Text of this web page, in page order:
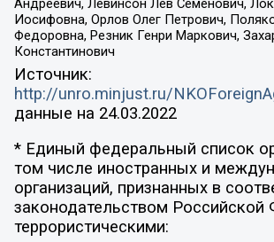
Андреевич, Левинсон Лев Семенович,
Иосифовна, Орлов Олег Петрович,
Федоровна, Резник Генри Маркович,
Константинович
Источник:
http://unro.minjust.ru/
данные на 24.03.2022
* Единый федеральный список
том числе иностранных и
организаций, признанных в
законодательством Российской
террористическими: